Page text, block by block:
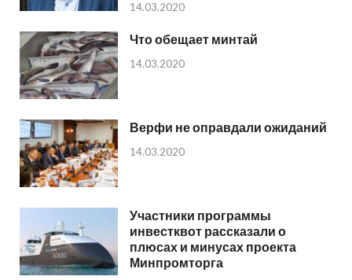
14.03.2020
Что обещает минтай
14.03.2020
Верфи не оправдали ожиданий
14.03.2020
Участники программы
инвестквот рассказали о
плюсах и минусах проекта
Минпромторга